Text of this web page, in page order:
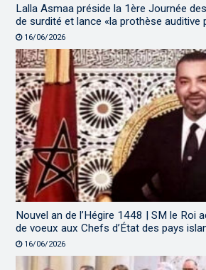
Lalla Asmaa préside la 1ère Journée
de surdité et lance «la prothèse auditive
16/06/2026
Nouvel an de l’Hégire 1448 | SM le Roi
de voeux aux Chefs d’État des pays
16/06/2026